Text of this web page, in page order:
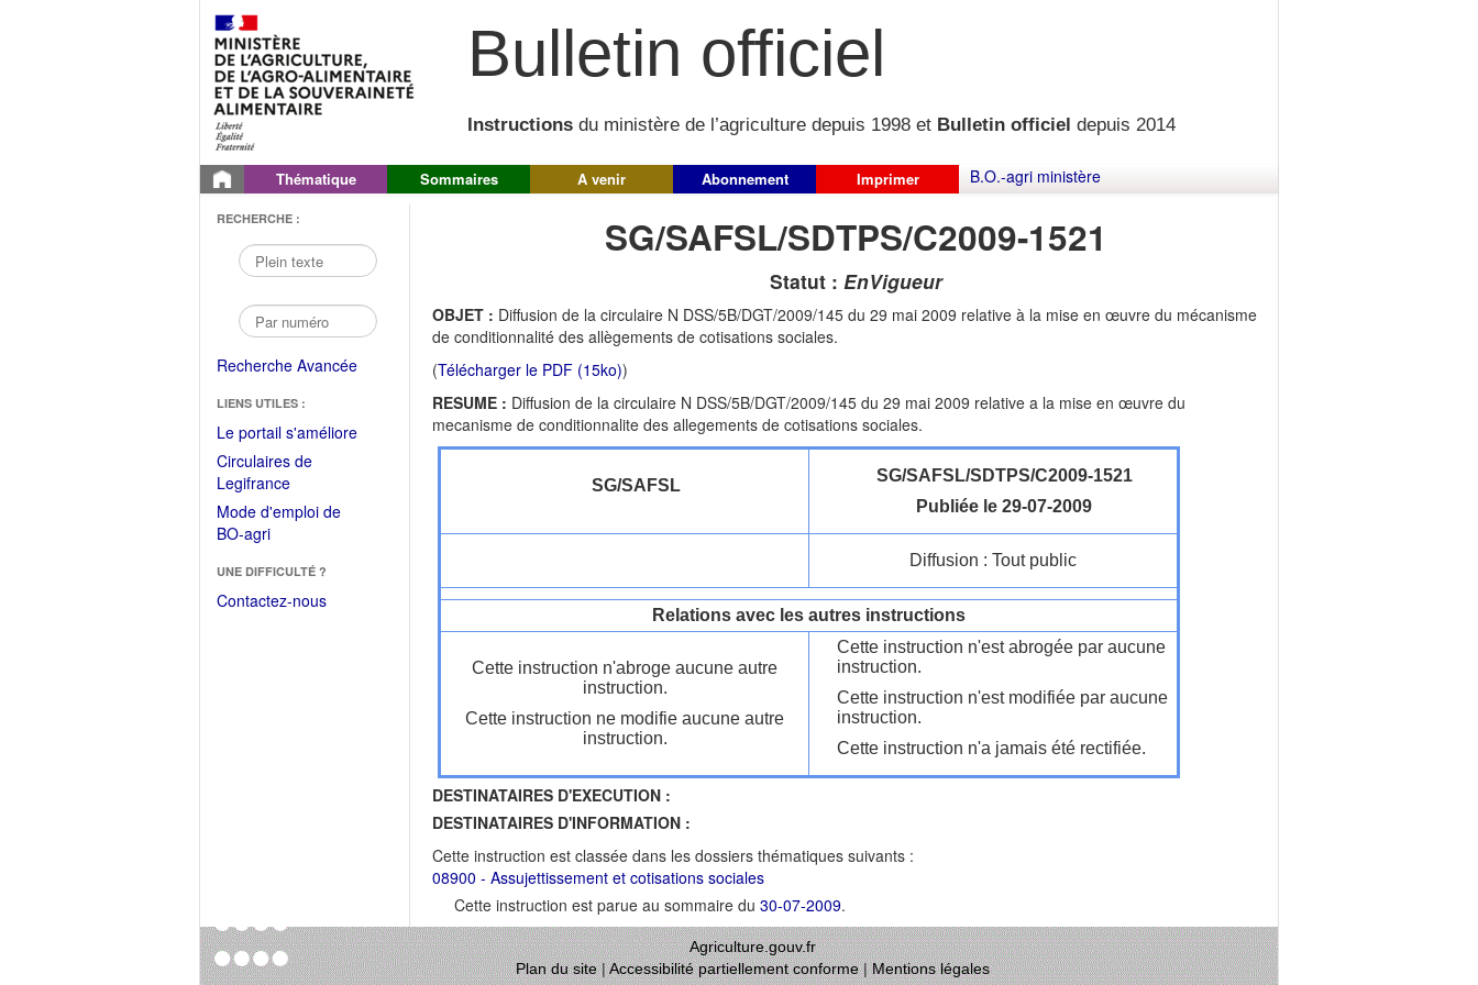
Bulletin officiel
Instructions du ministère de l’agriculture depuis 1998 et Bulletin officiel depuis 2014
Thématique Sommaires A venir Abonnement Imprimer B.O.-agri ministère
RECHERCHE :
Recherche Avancée
LIENS UTILES :
Le portail s'améliore(Fichier
Circulaires de
Legifrance(Ouvrir
dans
une
fenêtre)
Mode d'emploi de
BO-agri(Ouvrir
une
nouvelle
UNE DIFFICULTÉ ?
Contactez-nous
SG/SAFSL/SDTPS/C2009-1521
Statut : EnVigueur
OBJET : Diffusion de la circulaire N DSS/5B/DGT/2009/145 du 29 mai 2009 relative à la mise en œuvre du mécanisme
de conditionnalité des allègements de cotisations sociales.
(Télécharger le PDF (15ko))
RESUME : Diffusion de la circulaire N DSS/5B/DGT/2009/145 du 29 mai 2009 relative a la mise en œuvre du
mecanisme de conditionnalite des allegements de cotisations sociales.
SG/SAFSL
SG/SAFSL/SDTPS/C2009-1521
Publiée le 29-07-2009
Diffusion : Tout public
Relations avec les autres instructions
Cette instruction n'abroge aucune autre
instruction.
Cette instruction ne modifie aucune autre
instruction.
Cette instruction n'est abrogée par aucune
instruction.
Cette instruction n'est modifiée par aucune
instruction.
Cette instruction n'a jamais été rectifiée.
DESTINATAIRES D'EXECUTION :
DESTINATAIRES D'INFORMATION :
Cette instruction est classée dans les dossiers thématiques suivants :
08900 - Assujettissement et cotisations sociales
Cette instruction est parue au sommaire du 30-07-2009.
Agriculture.gouv.fr
Plan du site|Accessibilité partiellement conforme|Mentions légales